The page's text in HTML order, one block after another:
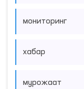
мониторинг
хабар
мурожаат